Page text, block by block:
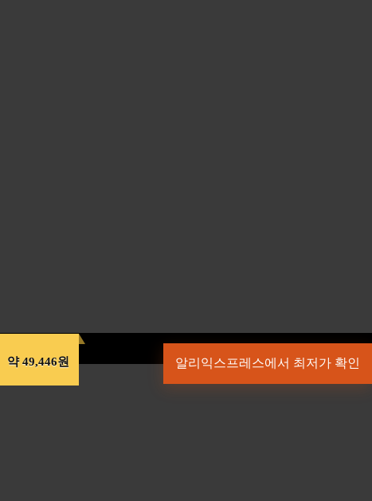
약 49,446원 알리익스프레스에서 최저가 확인